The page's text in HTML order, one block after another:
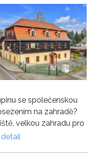
se společenskou
na zahradě?
velkou zahradu pro